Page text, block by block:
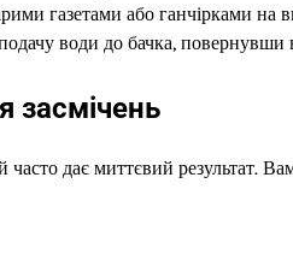
газетами або ганчірками
води до бачка, повернувши
засмічень
дає миттєвий результат.